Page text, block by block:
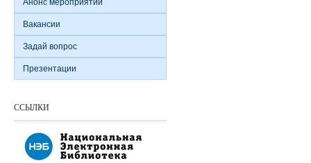
Анонс мероприятий
Вакансии
Задай вопрос
Презентации
ССЫЛКИ